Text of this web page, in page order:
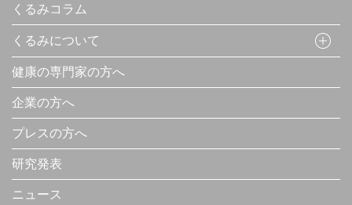
くるみコラム
くるみについて
健康の専門家の方へ
企業の方へ
プレスの方へ
研究発表
ニュース